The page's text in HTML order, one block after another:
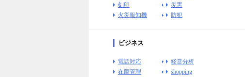
災害
刻印
防犯
火災報知機
ビジネス
経営分析
電話対応
shopping
在庫管理